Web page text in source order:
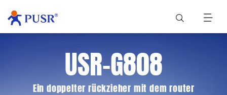
USR-G808
Ein doppelter rückzieher mit dem router